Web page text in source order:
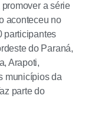
a série
aconteceu no
participantes
do Paraná,
Arapoti,
municípios da
parte do